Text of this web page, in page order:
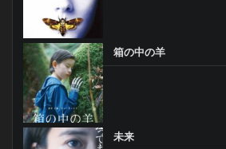
箱の中の羊
未来